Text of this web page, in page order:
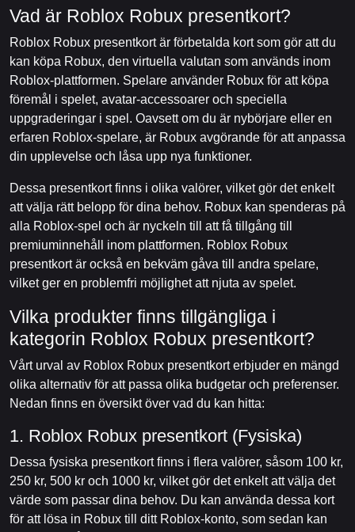
Vad är Roblox Robux presentkort?
Roblox Robux presentkort är förbetalda kort som gör att du
kan köpa Robux, den virtuella valutan som används inom
Roblox-plattformen. Spelare använder Robux för att köpa
föremål i spelet, avatar-accessoarer och speciella
uppgraderingar i spel. Oavsett om du är nybörjare eller en
erfaren Roblox-spelare, är Robux avgörande för att anpassa
din upplevelse och låsa upp nya funktioner.
Dessa presentkort finns i olika valörer, vilket gör det enkelt
att välja rätt belopp för dina behov. Robux kan spenderas på
alla Roblox-spel och är nyckeln till att få tillgång till
premiuminnehåll inom plattformen. Roblox Robux
presentkort är också en bekväm gåva till andra spelare,
vilket ger en problemfri möjlighet att njuta av spelet.
Vilka produkter finns tillgängliga i
kategorin Roblox Robux presentkort?
Vårt urval av Roblox Robux presentkort erbjuder en mängd
olika alternativ för att passa olika budgetar och preferenser.
Nedan finns en översikt över vad du kan hitta:
1. Roblox Robux presentkort (Fysiska)
Dessa fysiska presentkort finns i flera valörer, såsom 100 kr,
250 kr, 500 kr och 1000 kr, vilket gör det enkelt att välja det
värde som passar dina behov. Du kan använda dessa kort
för att lösa in Robux till ditt Roblox-konto, som sedan kan